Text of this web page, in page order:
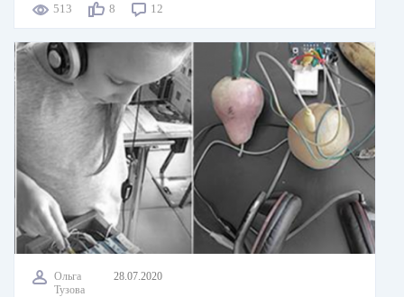
513 8 12
Ольга
Тузова
28.07.2020